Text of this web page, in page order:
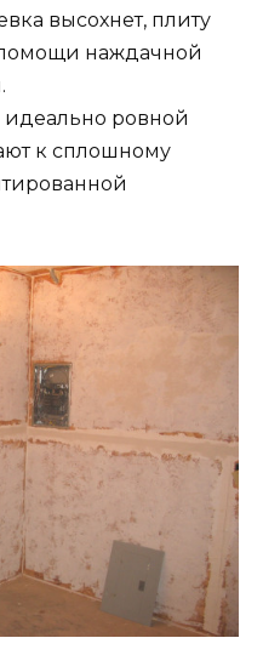
высохнет, плиту
наждачной
идеально ровной
к сплошному